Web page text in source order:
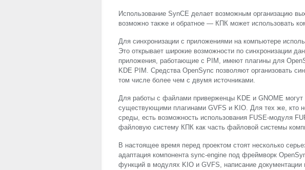
Использование SynCE делает возможным организацию
возможно также и обратное — КПК может использовать
Для синхронизации с приложениями на компьютере
Это открывает широкие возможности по синхронизации
приложения, работающие с PIM , имеют плагины для
KDE PIM . Средства OpenSync позволяют организовать
том числе более чем с двумя источниками.
Для работы с файлами приверженцы KDE и GNOME могут
существующими плагинами GVFS и KIO. Для тех же, кто
среды, есть возможность использования FUSE-модуля
файловую систему КПК как часть файловой системы
В настоящее время перед проектом стоят несколько
адаптация компонента sync-engine под фреймворк
функций в модулях KIO и GVFS, написание